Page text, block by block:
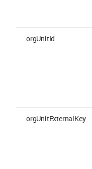
orgUnitId
orgUnitExternalKey